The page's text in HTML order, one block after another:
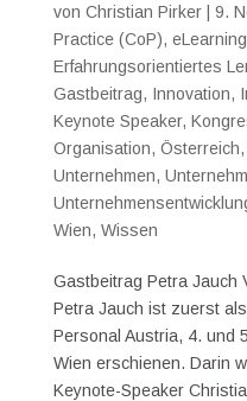
von Christian Pirker| 9.
Practice (CoP), eLearning
Erfahrungsorientiertes
Gastbeitrag, Innovation,
Keynote Speaker,
Organisation, Österreich,
Unternehmen,
Wien, Wissen
Gastbeitrag Petra Jauch
Petra Jauch ist zuerst
Personal Austria, 4. und
Wien erschienen. Darin
Keynote-Speaker